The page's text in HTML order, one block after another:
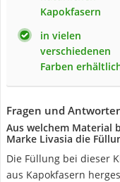
Kapokfasern
in vielen
verschiedenen
Farben
Fragen und
Aus welchem Material
Marke Livasia die
Die Füllung bei dieser
aus Kapokfasern